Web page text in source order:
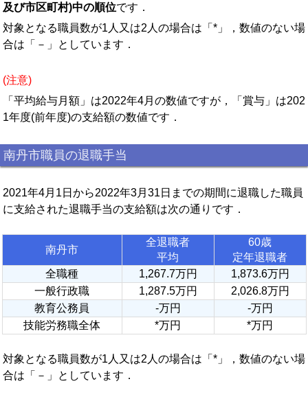
及び市区町村)中の順位です．
対象となる職員数が1人又は2人の場合は「*」，数値のない場
合は「－」としています．
(注意)
「平均給与月額」は2022年4月の数値ですが，「賞与」は202
1年度(前年度)の支給額の数値です．
南丹市職員の退職手当
2021年4月1日から2022年3月31日までの期間に退職した職員
に支給された退職手当の支給額は次の通りです．
南丹市
全退職者
平均
60歳
定年退職者
全職種
1,267.7万円
1,873.6万円
一般行政職
1,287.5万円
2,026.8万円
教育公務員
-万円
-万円
技能労務職全体
*万円 *万円
対象となる職員数が1人又は2人の場合は「*」，数値のない場
合は「－」としています．